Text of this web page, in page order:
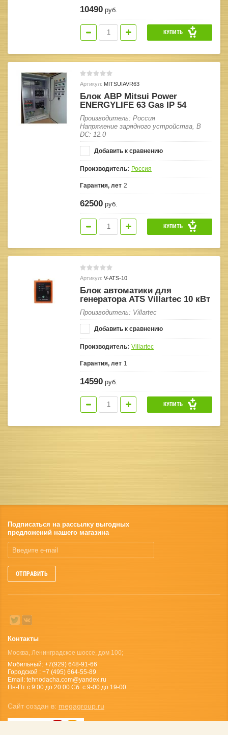
10490 руб.
КУПИТЬ
Артикул: MITSUIAVR63
Блок АВР Mitsui Power
ENERGYLIFE 63 Gas IP 54
Производитель: Россия
Напряжение зарядного устройства, В
DC: 12.0
Добавить к сравнению
Производитель: Россия
Гарантия, лет 2
62500 руб.
КУПИТЬ
Артикул: V-ATS-10
Блок автоматики для
генератора ATS Villartec 10 кВт
Производитель: Villartec
Добавить к сравнению
Производитель: Villartec
Гарантия, лет 1
14590 руб.
КУПИТЬ
Подписаться на рассылку выгодных
предложений нашего магазина
ОТПРАВИТЬ
Контакты
Москва, Ленинградское шоссе, дом 100;
Мобильный: +7(929) 648-91-66
Городской : +7 (495) 664-55-89
Email: tehnodacha.com@yandex.ru
Пн-Пт с 9:00 до 20:00 Сб: с 9-00 до 19-00
Сайт создан в: megagroup.ru